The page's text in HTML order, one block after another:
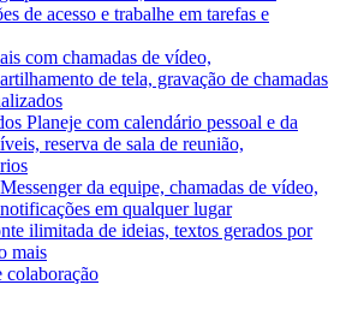
de acesso e trabalhe em tarefas e
com chamadas de vídeo,
de tela, gravação de chamadas
Planeje com calendário pessoal e da
reserva de sala de reunião,
Messenger da equipe, chamadas de vídeo,
em qualquer lugar
ilimitada de ideias, textos gerados por
mais
colaboração